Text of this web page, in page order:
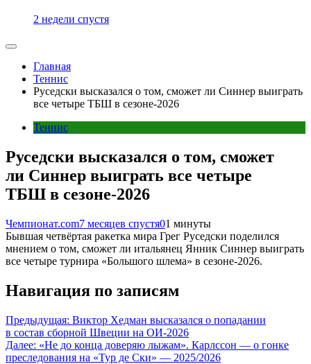
2 недели спустя
Главная
Теннис
Руседски высказался о том, сможет ли Синнер выиграть
все четыре ТБШ в сезоне-2026
Теннис
Руседски высказался о том, сможет
ли Синнер выиграть все четыре
ТБШ в сезоне-2026
Чемпионат.com7 месяцев спустя01 минуты
Бывшая четвёртая ракетка мира Грег Руседски поделился
мнением о том, сможет ли итальянец Янник Синнер выиграть
все четыре турнира «Большого шлема» в сезоне-2026.
Навигация по записям
Предыдущая: Виктор Хедман высказался о попадании
в состав сборной Швеции на ОИ-2026
Далее: «Не до конца доверяю лыжам». Карлссон — о гонке
преследования на «Тур де Ски» — 2025/2026